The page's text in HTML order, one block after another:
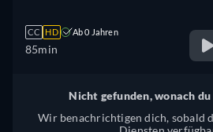
CC HD Ab 0 Jahren
85min
Nicht gefunden, wonach du
Wir benachrichtigen dich, sobald